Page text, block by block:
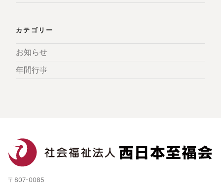
カテゴリー
お知らせ
年間行事
〒807-0085